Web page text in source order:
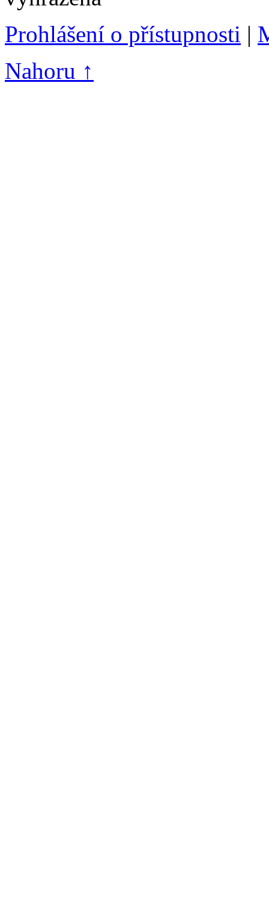
Prohlášení o přístupnosti |
Nahoru ↑